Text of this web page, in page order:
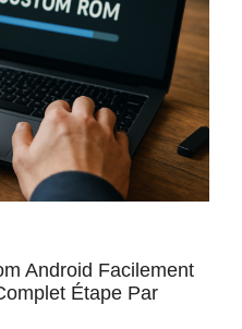
Android Facilement
Étape Par